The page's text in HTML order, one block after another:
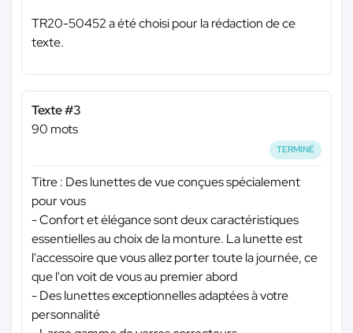
TR20-50452 a été choisi pour la rédaction de ce
texte.
Texte #3
90 mots
TERMINÉ
Titre : Des lunettes de vue conçues spécialement
pour vous
- Confort et élégance sont deux caractéristiques
essentielles au choix de la monture. La lunette est
l'accessoire que vous allez porter toute la journée, ce
que l'on voit de vous au premier abord
- Des lunettes exceptionnelles adaptées à votre
personnalité